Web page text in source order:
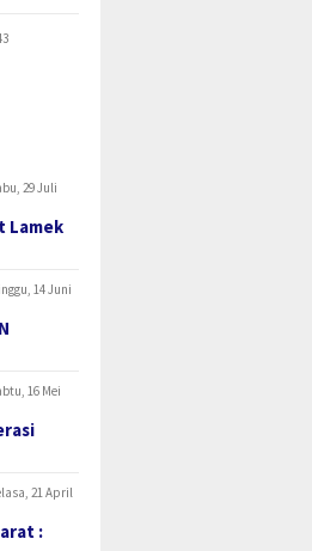
29 Juli
Lamek
14 Juni
16 Mei
21 April
: